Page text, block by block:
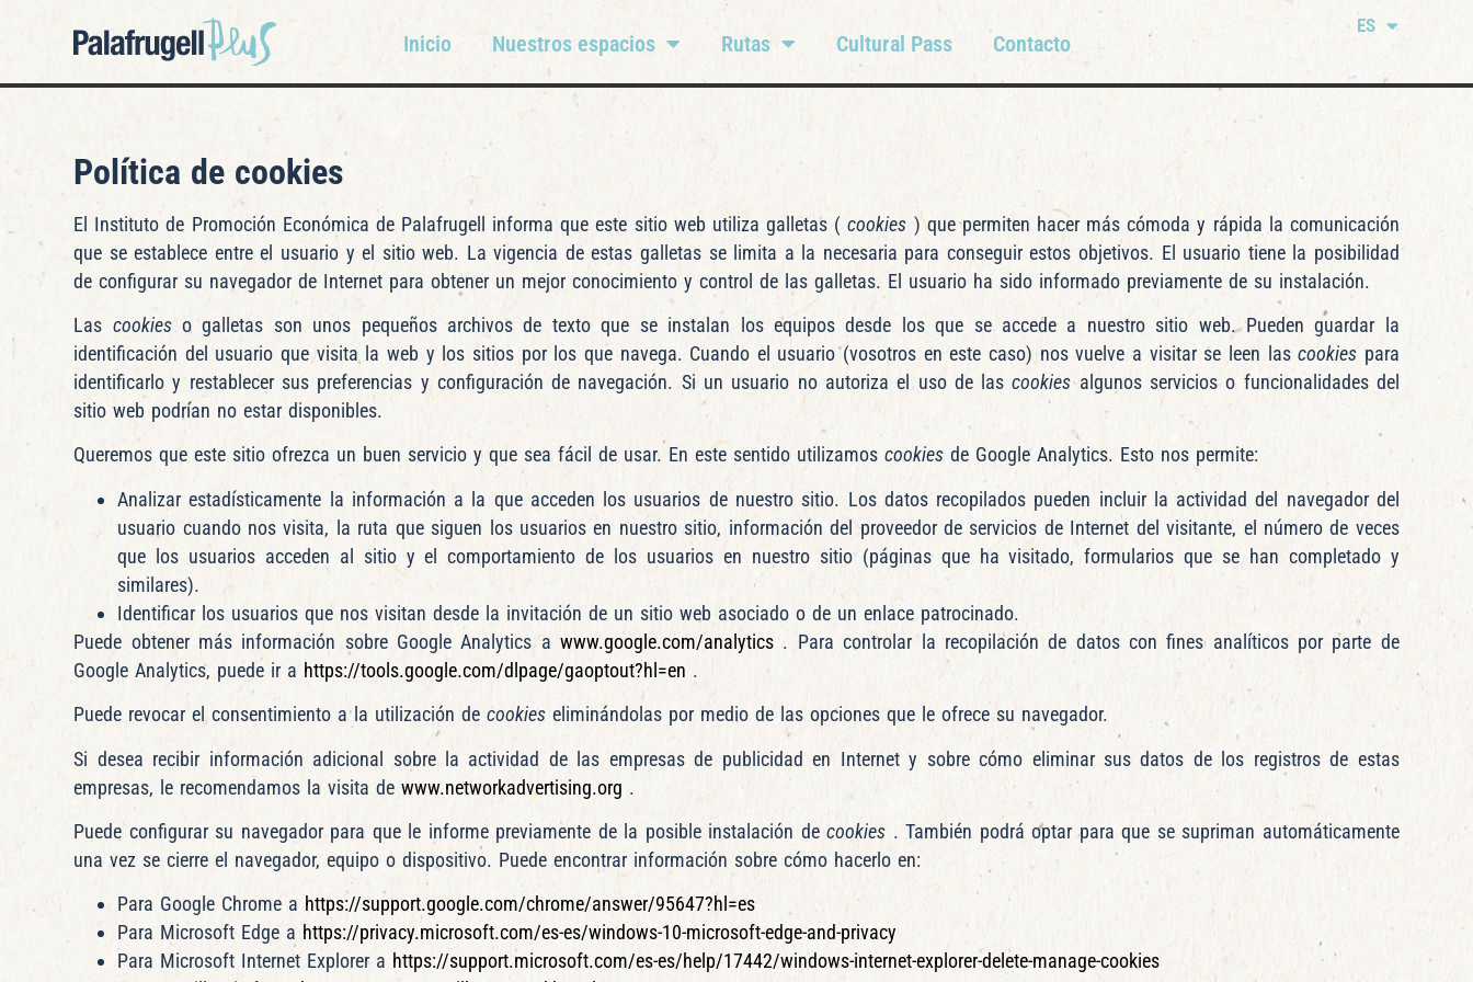
Inicio Nuestros espacios Rutas Cultural Pass Contacto
ES
Política de cookies
El Instituto de Promoción Económica de Palafrugell informa que este sitio web utiliza galletas (cookies ) que permiten hacer más cómoda y rápida la comunicación
que se establece entre el usuario y el sitio web. La vigencia de estas galletas se limita a la necesaria para conseguir estos objetivos. El usuario tiene la posibilidad
de configurar su navegador de Internet para obtener un mejor conocimiento y control de las galletas. El usuario ha sido informado previamente de su instalación.
Las cookieso galletas son unos pequeños archivos de texto que se instalan los equipos desde los que se accede a nuestro sitio web. Pueden guardar la
identificación del usuario que visita la web y los sitios por los que navega. Cuando el usuario (vosotros en este caso) nos vuelve a visitar se leen lascookies para
identificarlo y restablecer sus preferencias y configuración de navegación. Si un usuario no autoriza el uso de lascookiesalgunos servicios o funcionalidades del
sitio web podrían no estar disponibles.
Queremos que este sitio ofrezca un buen servicio y que sea fácil de usar. En este sentido utilizamoscookies de Google Analytics. Esto nos permite:
Analizar estadísticamente la información a la que acceden los usuarios de nuestro sitio. Los datos recopilados pueden incluir la actividad del navegador del
usuario cuando nos visita, la ruta que siguen los usuarios en nuestro sitio, información del proveedor de servicios de Internet del visitante, el número de veces
que los usuarios acceden al sitio y el comportamiento de los usuarios en nuestro sitio (páginas que ha visitado, formularios que se han completado y
similares).
Identificar los usuarios que nos visitan desde la invitación de un sitio web asociado o de un enlace patrocinado.
Puede obtener más información sobre Google Analytics awww.google.com/analytics . Para controlar la recopilación de datos con fines analíticos por parte de
Google Analytics, puede ir a https://tools.google.com/dlpage/gaoptout?hl=en .
Puede revocar el consentimiento a la utilización decookies eliminándolas por medio de las opciones que le ofrece su navegador.
Si desea recibir información adicional sobre la actividad de las empresas de publicidad en Internet y sobre cómo eliminar sus datos de los registros de estas
empresas, le recomendamos la visita dewww.networkadvertising.org .
Puede configurar su navegador para que le informe previamente de la posible instalación decookies . También podrá optar para que se supriman automáticamente
una vez se cierre el navegador, equipo o dispositivo. Puede encontrar información sobre cómo hacerlo en:
Para Google Chrome a https://support.google.com/chrome/answer/95647?hl=es
Para Microsoft Edge a https://privacy.microsoft.com/es-es/windows-10-microsoft-edge-and-privacy
Para Microsoft Internet Explorer a https://support.microsoft.com/es-es/help/17442/windows-internet-explorer-delete-manage-cookies